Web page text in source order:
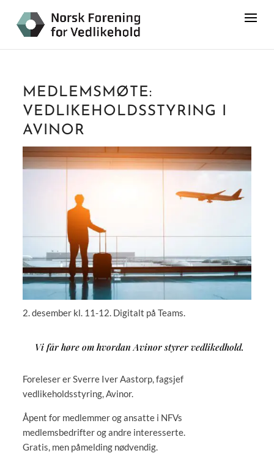
MEDLEMSMØTE:
VEDLIKEHOLDSSTYRING I
AVINOR
2. desember kl. 11-12. Digitalt på Teams.
Vi får høre om hvordan Avinor styrer vedlikedhold.
Foreleser er Sverre Iver Aastorp, fagsjef
vedlikeholdsstyring, Avinor.
Åpent for medlemmer og ansatte i NFVs
medlemsbedrifter og andre interesserte.
Gratis, men påmelding nødvendig.